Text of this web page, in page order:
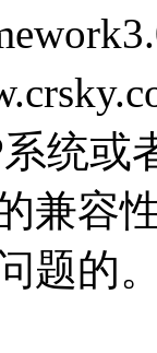
统或
兼容
题的。